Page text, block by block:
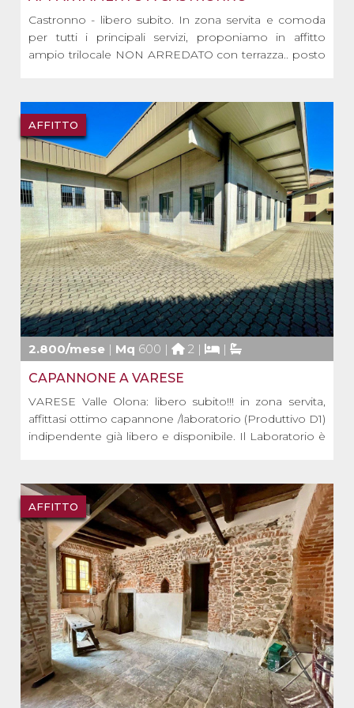
Castronno - libero subito. In zona servita e comoda
per tutti i principali servizi, proponiamo in affitto
ampio trilocale NON ARREDATO con terrazza.. posto
L’appartamento è composto da:
• Ingresso
• Cucina abitabile
• [...]
AFFITTO
2.800/mese | Mq 600 | 2 |
|
CAPANNONE A VARESE
VARESE Valle Olona: libero subito!!! in zona servita,
affittasi ottimo capannone /laboratorio (Produttivo D1)
indipendente già libero e disponibile. Il Laboratorio è
circa 1000 mq ideale anche [...]
AFFITTO